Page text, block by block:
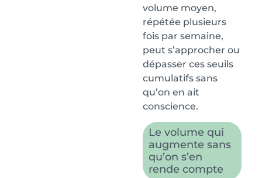
volume moyen,
répétée plusieurs
fois par semaine,
peut s’approcher ou
dépasser ces seuils
cumulatifs sans
qu’on en ait
conscience.
Le volume qui
augmente sans
qu’on s’en
rende compte